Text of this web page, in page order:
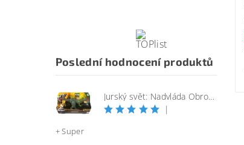
Poslední hodnocení produktů
Jurský svět: Nadvláda Obrovský útočící SINOTYRANNUS
|
+ Super